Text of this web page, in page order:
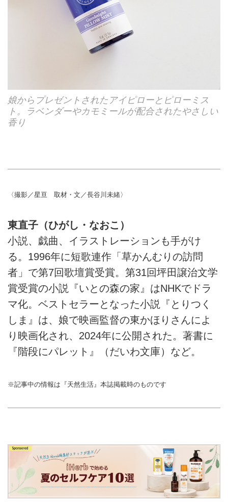
娘からプレゼントされたアイピローとピローミス
ト。ラベンダーやカモミールが配合されたやさしい
香り
〈撮影／星亘 取材・文／長谷川未緒〉
東直子（ひがし・なおこ）
小説、戯曲、イラストレーションも手がけ
る。1996年に短歌連作「草かんむりの訪問
者」で第7回歌壇賞受賞。第31回坪田譲治文学
賞受賞の小説『いとの森の家』はNHKでドラ
マ化。ベストセラーとなった小説『とりつく
しま』は、娘で映画監督の東かほりさんによ
り映画化され、2024年に公開された。著書に
『階段にパレット』（だいわ文庫）など。
※記事中の情報は『天然生活』本誌掲載時のものです